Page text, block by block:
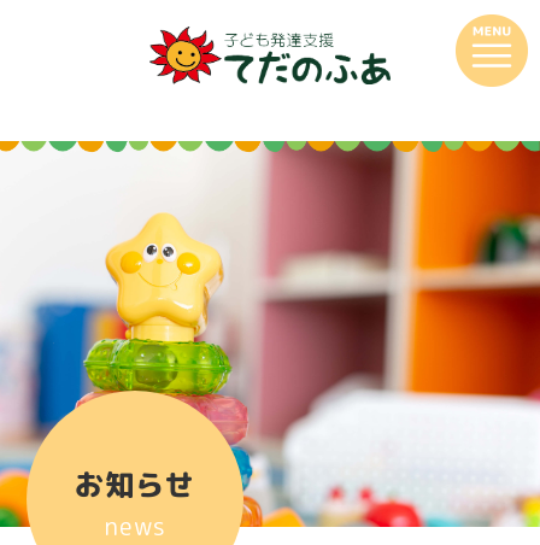
お知らせ
news